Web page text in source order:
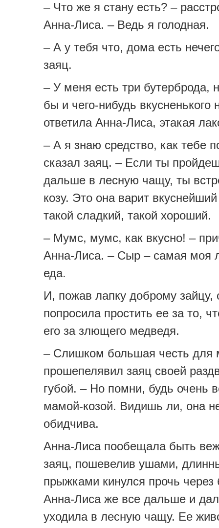
– Что же я стану есть? –
Анна-Лиса. – Ведь я голодная.
– А у тебя что, дома есть
заяц.
– У меня есть три бутерброда,
бы и чего-нибудь вкусненького
ответила Анна-Лиса, этакая
– А я знаю средство, как тебе
сказал заяц. – Если ты
дальше в лесную чащу, ты
козу. Это она варит
такой сладкий, такой хороший.
– Мумс, мумс, как вкусно! –
Анна-Лиса. – Сыр – самая моя
еда.
И, пожав лапку доброму зайцу,
попросила простить ее за то,
его за злющего медведя.
– Слишком большая честь для
прошепелявил заяц своей
губой. – Но помни, будь очень
мамой-козой. Видишь ли, она
обидчива.
Анна-Лиса пообещала быть
заяц, пошевелив ушами,
прыжками кинулся прочь через
Анна-Лиса же все дальше и
уходила в лесную чащу. Ее